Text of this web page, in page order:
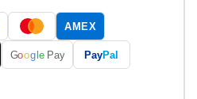
AMEX
Goog le Pay PayPal